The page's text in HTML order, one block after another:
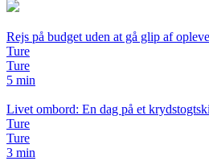
Rejs på budget uden at gå glip af
Ture
Ture
5 min
Livet ombord: En dag på et
Ture
Ture
3 min